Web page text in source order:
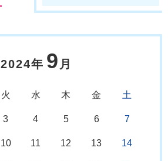
2024年 9 月
火 水 木 金 土
3 4 5 6 7
10 11 12 13 14